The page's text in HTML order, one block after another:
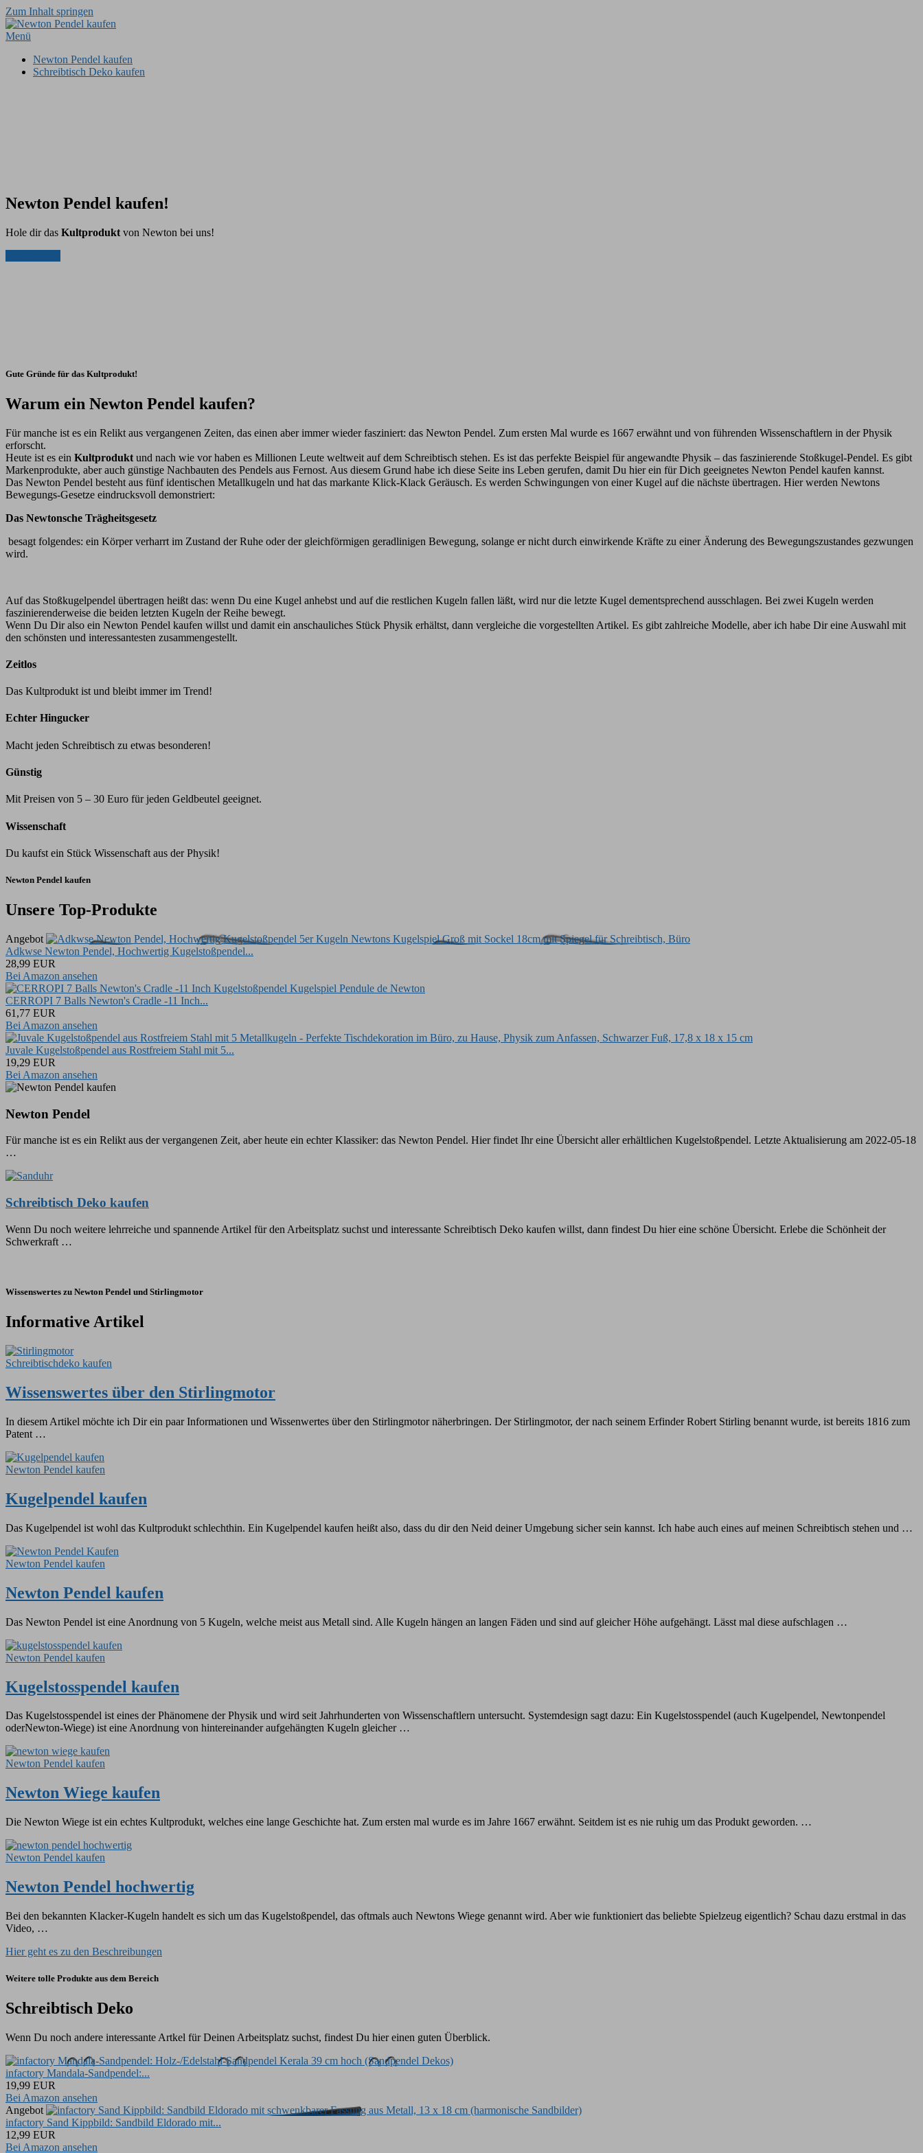
Zum Inhalt springen
Menü
Newton Pendel kaufen
Schreibtisch Deko kaufen
Newton Pendel kaufen!
Hole dir das Kultprodukt von Newton bei uns!
Gute Gründe für das Kultprodukt!
Warum ein Newton Pendel kaufen?
Für manche ist es ein Relikt aus vergangenen Zeiten, das einen aber immer wieder fasziniert: das Newton Pendel. Zum ersten Mal wurde es 1667 erwähnt und von führenden Wissenschaftlern in der Physik
erforscht.
Heute ist es ein Kultprodukt und nach wie vor haben es Millionen Leute weltweit auf dem Schreibtisch stehen. Es ist das perfekte Beispiel für angewandte Physik – das faszinierende Stoßkugel-Pendel. Es gibt
Markenprodukte, aber auch günstige Nachbauten des Pendels aus Fernost. Aus diesem Grund habe ich diese Seite ins Leben gerufen, damit Du hier ein für Dich geeignetes Newton Pendel kaufen kannst.
Das Newton Pendel besteht aus fünf identischen Metallkugeln und hat das markante Klick-Klack Geräusch. Es werden Schwingungen von einer Kugel auf die nächste übertragen. Hier werden Newtons
Bewegungs-Gesetze eindrucksvoll demonstriert:
Das Newtonsche Trägheitsgesetz
besagt folgendes: ein Körper verharrt im Zustand der Ruhe oder der gleichförmigen geradlinigen Bewegung, solange er nicht durch einwirkende Kräfte zu einer Änderung des Bewegungszustandes gezwungen
wird.
Auf das Stoßkugelpendel übertragen heißt das: wenn Du eine Kugel anhebst und auf die restlichen Kugeln fallen läßt, wird nur die letzte Kugel dementsprechend ausschlagen. Bei zwei Kugeln werden
faszinierenderweise die beiden letzten Kugeln der Reihe bewegt.
Wenn Du Dir also ein Newton Pendel kaufen willst und damit ein anschauliches Stück Physik erhältst, dann vergleiche die vorgestellten Artikel. Es gibt zahlreiche Modelle, aber ich habe Dir eine Auswahl mit
den schönsten und interessantesten zusammengestellt.
Zeitlos
Das Kultprodukt ist und bleibt immer im Trend!
Echter Hingucker
Macht jeden Schreibtisch zu etwas besonderen!
Günstig
Mit Preisen von 5 – 30 Euro für jeden Geldbeutel geeignet.
Wissenschaft
Du kaufst ein Stück Wissenschaft aus der Physik!
Newton Pendel kaufen
Unsere Top-Produkte
Angebot
Adkwse Newton Pendel, Hochwertig Kugelstoßpendel...
28,99 EUR
Bei Amazon ansehen
CERROPI 7 Balls Newton's Cradle -11 Inch...
61,77 EUR
Bei Amazon ansehen
Juvale Kugelstoßpendel aus Rostfreiem Stahl mit 5...
19,29 EUR
Bei Amazon ansehen
Newton Pendel
Für manche ist es ein Relikt aus der vergangenen Zeit, aber heute ein echter Klassiker: das Newton Pendel. Hier findet Ihr eine Übersicht aller erhältlichen Kugelstoßpendel. Letzte Aktualisierung am 2022-05-18
…
Schreibtisch Deko kaufen
Wenn Du noch weitere lehrreiche und spannende Artikel für den Arbeitsplatz suchst und interessante Schreibtisch Deko kaufen willst, dann findest Du hier eine schöne Übersicht. Erlebe die Schönheit der
Schwerkraft …
Wissenswertes zu Newton Pendel und Stirlingmotor
Informative Artikel
Schreibtischdeko kaufen
Wissenswertes über den Stirlingmotor
In diesem Artikel möchte ich Dir ein paar Informationen und Wissenwertes über den Stirlingmotor näherbringen. Der Stirlingmotor, der nach seinem Erfinder Robert Stirling benannt wurde, ist bereits 1816 zum
Patent …
Newton Pendel kaufen
Kugelpendel kaufen
Das Kugelpendel ist wohl das Kultprodukt schlechthin. Ein Kugelpendel kaufen heißt also, dass du dir den Neid deiner Umgebung sicher sein kannst. Ich habe auch eines auf meinen Schreibtisch stehen und …
Newton Pendel kaufen
Newton Pendel kaufen
Das Newton Pendel ist eine Anordnung von 5 Kugeln, welche meist aus Metall sind. Alle Kugeln hängen an langen Fäden und sind auf gleicher Höhe aufgehängt. Lässt mal diese aufschlagen …
Newton Pendel kaufen
Kugelstosspendel kaufen
Das Kugelstosspendel ist eines der Phänomene der Physik und wird seit Jahrhunderten von Wissenschaftlern untersucht. Systemdesign sagt dazu: Ein Kugelstosspendel (auch Kugelpendel, Newtonpendel
oderNewton-Wiege) ist eine Anordnung von hintereinander aufgehängten Kugeln gleicher …
Newton Pendel kaufen
Newton Wiege kaufen
Die Newton Wiege ist ein echtes Kultprodukt, welches eine lange Geschichte hat. Zum ersten mal wurde es im Jahre 1667 erwähnt. Seitdem ist es nie ruhig um das Produkt geworden. …
Newton Pendel kaufen
Newton Pendel hochwertig
Bei den bekannten Klacker-Kugeln handelt es sich um das Kugelstoßpendel, das oftmals auch Newtons Wiege genannt wird. Aber wie funktioniert das beliebte Spielzeug eigentlich? Schau dazu erstmal in das
Video, …
Hier geht es zu den Beschreibungen
Weitere tolle Produkte aus dem Bereich
Schreibtisch Deko
Wenn Du noch andere interessante Artkel für Deinen Arbeitsplatz suchst, findest Du hier einen guten Überblick.
infactory Mandala-Sandpendel:...
19,99 EUR
Bei Amazon ansehen
Angebot
infactory Sand Kippbild: Sandbild Eldorado mit...
12,99 EUR
Bei Amazon ansehen